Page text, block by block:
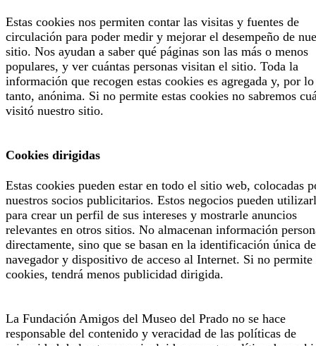
Estas cookies nos permiten contar las visitas y fuentes de
circulación para poder medir y mejorar el desempeño de
sitio. Nos ayudan a saber qué páginas son las más o menos
populares, y ver cuántas personas visitan el sitio. Toda la
información que recogen estas cookies es agregada y, por lo
tanto, anónima. Si no permite estas cookies no sabremos
visitó nuestro sitio.
Cookies dirigidas
Estas cookies pueden estar en todo el sitio web, colocadas
nuestros socios publicitarios. Estos negocios pueden
para crear un perfil de sus intereses y mostrarle anuncios
relevantes en otros sitios. No almacenan información
directamente, sino que se basan en la identificación única
navegador y dispositivo de acceso al Internet. Si no permite
cookies, tendrá menos publicidad dirigida.
La Fundación Amigos del Museo del Prado no se hace
responsable del contenido y veracidad de las políticas de